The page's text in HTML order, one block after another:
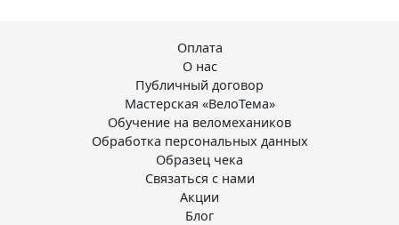
Оплата
О нас
Публичный договор
Мастерская «ВелоТема»
Обучение на веломехаников
Обработка персональных данных
Образец чека
Связаться с нами
Акции
Блог